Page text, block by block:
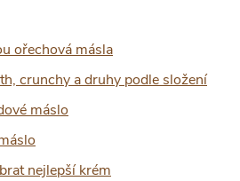
ořechová másla
crunchy a druhy podle složení
máslo
nejlepší krém